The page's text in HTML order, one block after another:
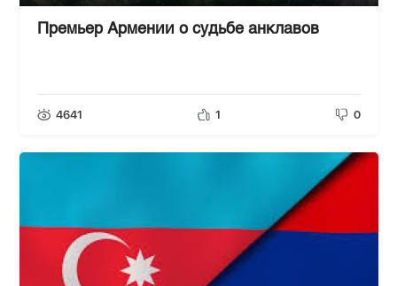
Премьер Армении о судьбе анклавов
4641 1 0